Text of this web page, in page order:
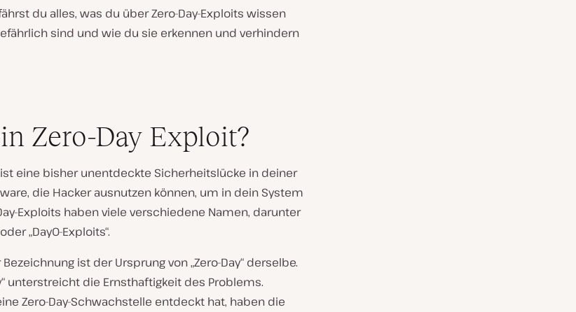
du alles, was du über Zero-Day-Exploits wissen
sind und wie du sie erkennen und verhindern
Zero-Day Exploit?
ist eine bisher unentdeckte Sicherheitslücke in deiner
die Hacker ausnutzen können, um in dein System
Exploits haben viele verschiedene Namen, darunter
„Day0-Exploits“.
ist der Ursprung von „Zero-Day“ derselbe.
unterstreicht die Ernsthaftigkeit des Problems.
Zero-Day-Schwachstelle entdeckt hat, haben die